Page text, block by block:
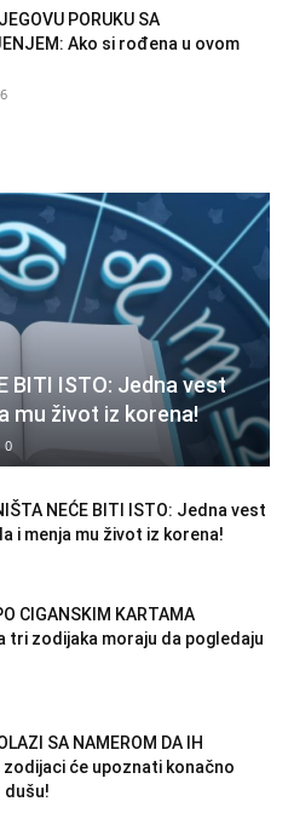
PORUKU SA
Ako si rođena u ovom
BITI ISTO: Jedna vest
mu život iz korena!
0
NEĆE BITI ISTO: Jedna vest
i menja mu život iz korena!
CIGANSKIM KARTAMA
tri zodijaka moraju da pogledaju
SA NAMEROM DA IH
zodijaci će upoznati konačno
dušu!